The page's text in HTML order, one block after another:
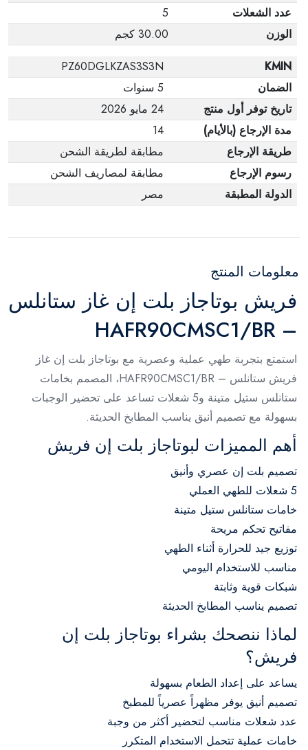
عدد الشعلات
5
الوزن
30.00 كجم
KMIN
PZ60DGLKZAS3S3N
الضمان
5 سنوات
تاريخ توفر أول منتج
24 مايو 2026
مدة الإرجاع (بالأيام)
14
طريقة الإرجاع
مطابقة لطريقة الشحن
رسوم الإرجاع
مطابقة لمصاريف الشحن
الدولة المطبقة
مصر
معلومات المنتج
فريش بوتاجاز بلت إن غاز ستانلس
– HAFR90CMSC1/BR
استمتع بتجربة طهي عملية وعصرية مع بوتاجاز بلت إن غاز
فريش ستانلس – HAFR90CMSC1/BR، المصمم بخامات
ستانلس ستيل متينة و5 شعلات تساعد على تحضير الوجبات
بسهولة مع تصميم أنيق يناسب المطابخ الحديثة.
أهم المميزات لبوتاجاز بلت إن فريش
تصميم بلت إن عصري وأنيق
5 شعلات للطهي العملي
خامات ستانلس ستيل متينة
مفاتيح تحكم مريحة
توزيع جيد للحرارة أثناء الطهي
مناسب للاستخدام اليومي
شبكات قوية وثابتة
تصميم يناسب المطابخ الحديثة
لماذا ننصحك بشراء بوتاجاز بلت إن
فريش؟
يساعد على إعداد الطعام بسهولة
تصميم أنيق يوفر مظهراً عصرياً للمطبخ
عدد شعلات مناسب لتحضير أكثر من وجبة
خامات عملية تتحمل الاستخدام المتكرر